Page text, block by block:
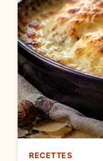
RECETTES